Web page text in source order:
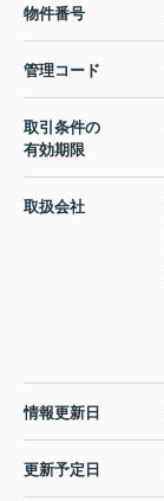
物件番号
管理コード
取引条件の
有効期限
取扱会社
情報更新日
更新予定日